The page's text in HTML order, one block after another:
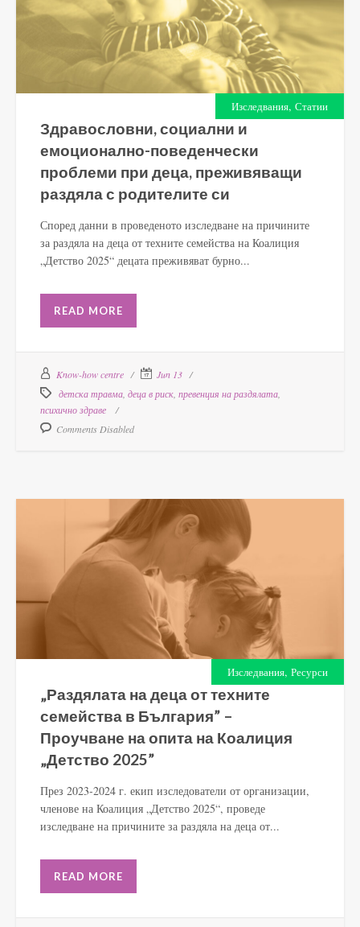
Изследвания, Статии
Здравословни, социални и
емоционално-поведенчески
проблеми при деца, преживяващи
раздяла с родителите си
Според данни в проведеното изследване на причините
за раздяла на деца от техните семейства на Коалиция
„Детство 2025“ децата преживяват бурно...
READ MORE
Know-how centre
Jun 13
детска травма деца в риск превенция на раздялата
психично здраве
Comments Disabled
Изследвания, Ресурси
„Раздялата на деца от техните
семейства в България” –
Проучване на опита на Коалиция
„Детство 2025”
През 2023-2024 г. екип изследователи от организации,
членове на Коалиция „Детство 2025“, проведе
изследване на причините за раздяла на деца от...
READ MORE